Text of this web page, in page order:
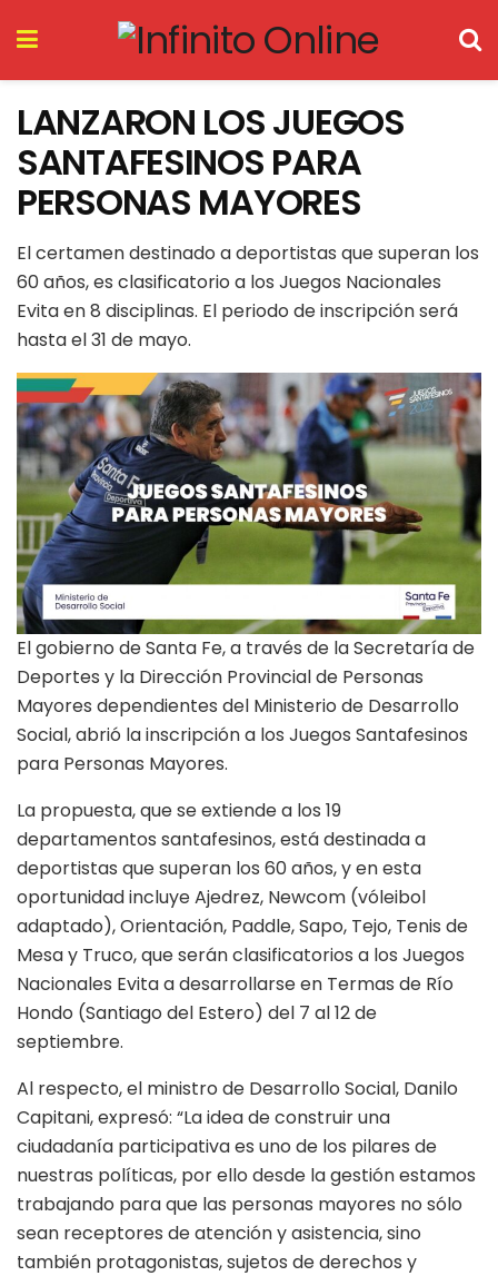
LANZARON LOS JUEGOS
SANTAFESINOS PARA
PERSONAS MAYORES
El certamen destinado a deportistas que superan los
60 años, es clasificatorio a los Juegos Nacionales
Evita en 8 disciplinas. El periodo de inscripción será
hasta el 31 de mayo.
El gobierno de Santa Fe, a través de la Secretaría de
Deportes y la Dirección Provincial de Personas
Mayores dependientes del Ministerio de Desarrollo
Social, abrió la inscripción a los Juegos Santafesinos
para Personas Mayores.
La propuesta, que se extiende a los 19
departamentos santafesinos, está destinada a
deportistas que superan los 60 años, y en esta
oportunidad incluye Ajedrez, Newcom (vóleibol
adaptado), Orientación, Paddle, Sapo, Tejo, Tenis de
Mesa y Truco, que serán clasificatorios a los Juegos
Nacionales Evita a desarrollarse en Termas de Río
Hondo (Santiago del Estero) del 7 al 12 de
septiembre.
Al respecto, el ministro de Desarrollo Social, Danilo
Capitani, expresó: “La idea de construir una
ciudadanía participativa es uno de los pilares de
nuestras políticas, por ello desde la gestión estamos
trabajando para que las personas mayores no sólo
sean receptores de atención y asistencia, sino
también protagonistas, sujetos de derechos y